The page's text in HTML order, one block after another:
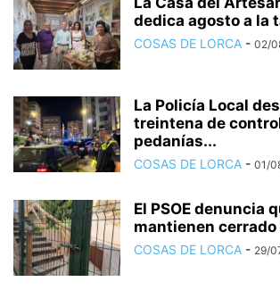
dedica agosto a la
COSAS DE LORCA - 02/
La Policía Local
treintena de
pedanías...
COSAS DE LORCA - 01/
El PSOE denuncia
mantienen cerrado
COSAS DE LORCA - 29/